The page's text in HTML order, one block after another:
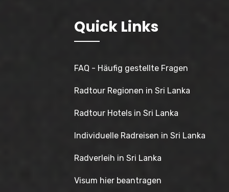
Quick Links
FAQ - Häufig gestellte Fragen
Radtour Regionen in Sri Lanka
Radtour Hotels in Sri Lanka
Individuelle Radreisen in Sri Lanka
Radverleih in Sri Lanka
Visum hier beantragen